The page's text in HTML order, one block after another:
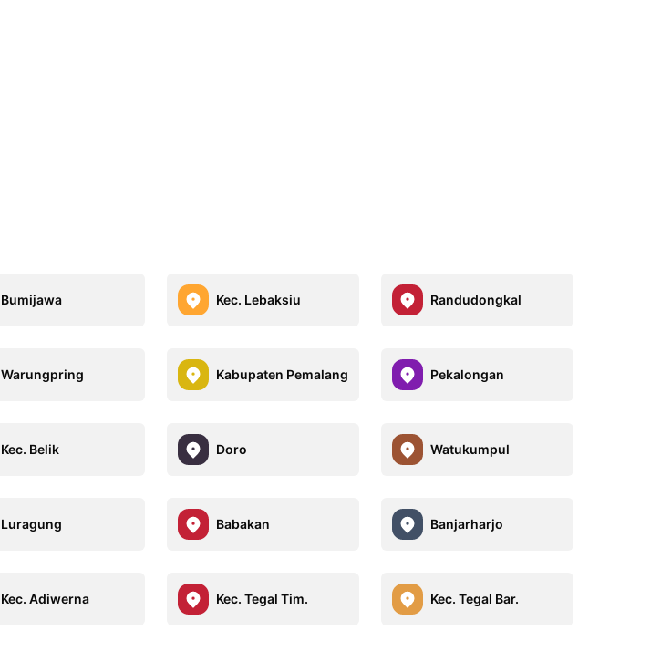
Bumijawa Kec. Lebaksiu Randudongkal
Warungpring Kabupaten Pemalang Pekalongan
Kec. Belik Doro Watukumpul
Luragung Babakan Banjarharjo
Kec. Adiwerna Kec. Tegal Tim. Kec. Tegal Bar.